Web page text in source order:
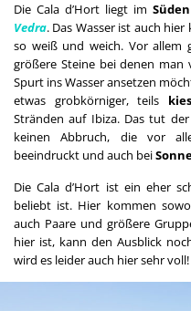
Die Cala d’Hort liegt im Süden
Vedra. Das Wasser ist auch
so weiß und weich. Vor allem
größere Steine bei denen man
Spurt ins Wasser ansetzen
etwas grobkörniger, teils
Stränden auf Ibiza. Das tut
keinen Abbruch, die vor
beeindruckt und auch bei
Die Cala d’Hort ist ein eher
beliebt ist. Hier kommen
auch Paare und größere
hier ist, kann den Ausblick
wird es leider auch hier sehr voll!